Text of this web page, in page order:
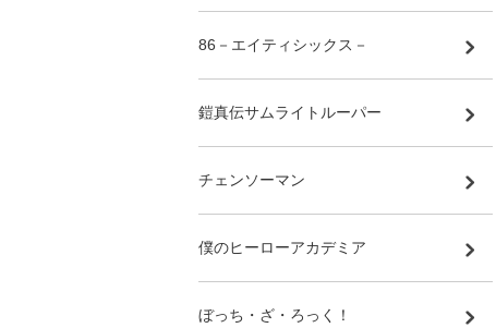
86－エイティシックス－
鎧真伝サムライトルーパー
チェンソーマン
僕のヒーローアカデミア
ぼっち・ざ・ろっく！